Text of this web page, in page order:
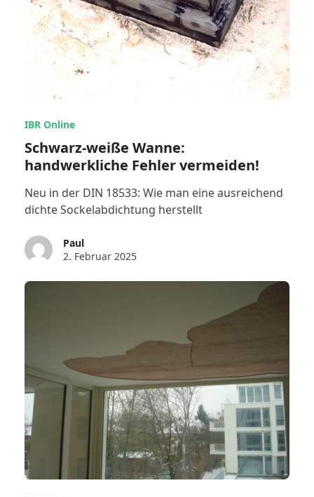
IBR Online
Schwarz-weiße Wanne:
handwerkliche Fehler vermeiden!
Neu in der DIN 18533: Wie man eine ausreichend
dichte Sockelabdichtung herstellt
Paul
2. Februar 2025